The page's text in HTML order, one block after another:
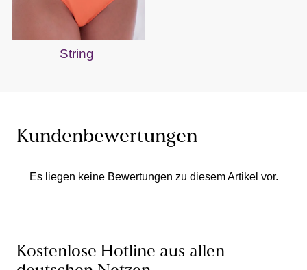
String
Kundenbewertungen
Es liegen keine Bewertungen zu diesem Artikel vor.
Kostenlose Hotline aus allen